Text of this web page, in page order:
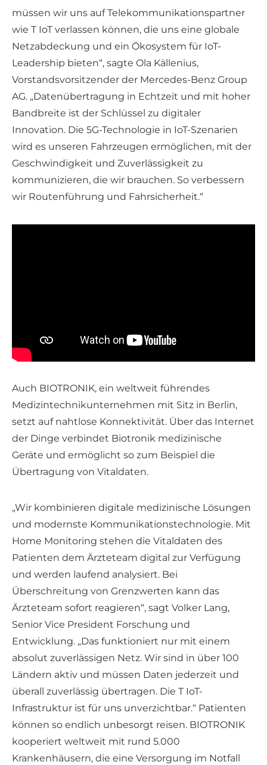
müssen wir uns auf Telekommunikationspartner
wie T IoT verlassen können, die uns eine globale
Netzabdeckung und ein Ökosystem für IoT-
Leadership bieten“, sagte Ola Källenius,
Vorstandsvorsitzender der Mercedes-Benz Group
AG. „Datenübertragung in Echtzeit und mit hoher
Bandbreite ist der Schlüssel zu digitaler
Innovation. Die 5G-Technologie in IoT-Szenarien
wird es unseren Fahrzeugen ermöglichen, mit der
Geschwindigkeit und Zuverlässigkeit zu
kommunizieren, die wir brauchen. So verbessern
wir Routenführung und Fahrsicherheit.“
Auch BIOTRONIK, ein weltweit führendes
Medizintechnikunternehmen mit Sitz in Berlin,
setzt auf nahtlose Konnektivität. Über das Internet
der Dinge verbindet Biotronik medizinische
Geräte und ermöglicht so zum Beispiel die
Übertragung von Vitaldaten.
„Wir kombinieren digitale medizinische Lösungen
und modernste Kommunikationstechnologie. Mit
Home Monitoring stehen die Vitaldaten des
Patienten dem Ärzteteam digital zur Verfügung
und werden laufend analysiert. Bei
Überschreitung von Grenzwerten kann das
Ärzteteam sofort reagieren“, sagt Volker Lang,
Senior Vice President Forschung und
Entwicklung. „Das funktioniert nur mit einem
absolut zuverlässigen Netz. Wir sind in über 100
Ländern aktiv und müssen Daten jederzeit und
überall zuverlässig übertragen. Die T IoT-
Infrastruktur ist für uns unverzichtbar.“ Patienten
können so endlich unbesorgt reisen. BIOTRONIK
kooperiert weltweit mit rund 5.000
Krankenhäusern, die eine Versorgung im Notfall